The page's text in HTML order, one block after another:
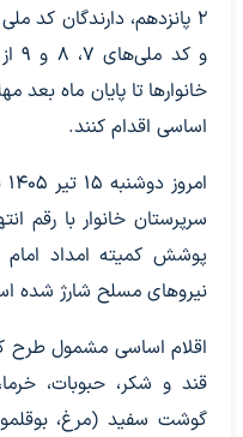
و
خانوارها تا پایان ماه بعد
اساسی اقدام کنند.
پوشش کمیته امداد امام
نیروهای مسلح شارژ شده
اقلام اساسی مشمول طرح
قند و شکر، حبوبات،
گوشت سفید (مرغ،